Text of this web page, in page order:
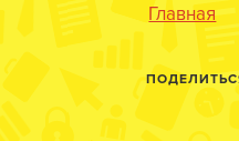
Главная